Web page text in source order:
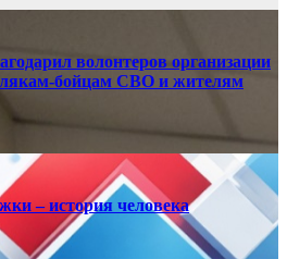
волонтеров организации
бойцам СВО и жителям
– история человека